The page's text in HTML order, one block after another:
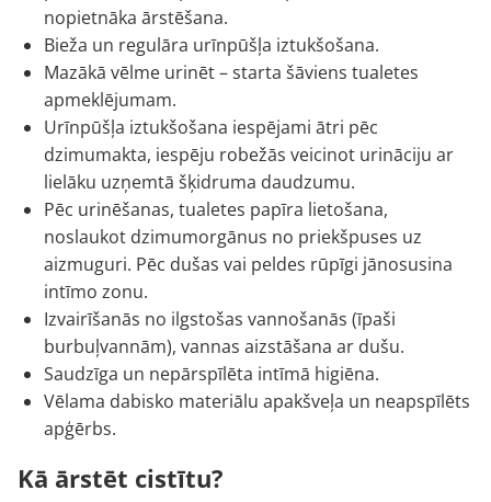
nopietnāka ārstēšana.
Bieža un regulāra urīnpūšļa iztukšošana.
Mazākā vēlme urinēt – starta šāviens tualetes
apmeklējumam.
Urīnpūšļa iztukšošana iespējami ātri pēc
dzimumakta, iespēju robežās veicinot urināciju ar
lielāku uzņemtā šķidruma daudzumu.
Pēc urinēšanas, tualetes papīra lietošana,
noslaukot dzimumorgānus no priekšpuses uz
aizmuguri. Pēc dušas vai peldes rūpīgi jānosusina
intīmo zonu.
Izvairīšanās no ilgstošas vannošanās (īpaši
burbuļvannām), vannas aizstāšana ar dušu.
Saudzīga un nepārspīlēta intīmā higiēna.
Vēlama dabisko materiālu apakšveļa un neapspīlēts
apģērbs.
Kā ārstēt cistītu?